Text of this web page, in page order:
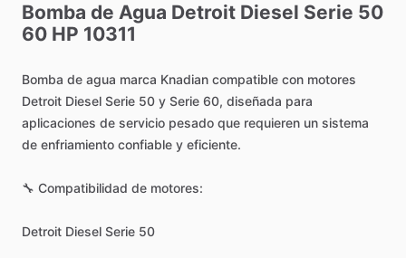
Bomba de Agua Detroit Diesel Serie 50
60 HP 10311
Bomba de agua marca Knadian compatible con motores
Detroit Diesel Serie 50 y Serie 60, diseñada para
aplicaciones de servicio pesado que requieren un sistema
de enfriamiento confiable y eficiente.
🔧 Compatibilidad de motores:
Detroit Diesel Serie 50